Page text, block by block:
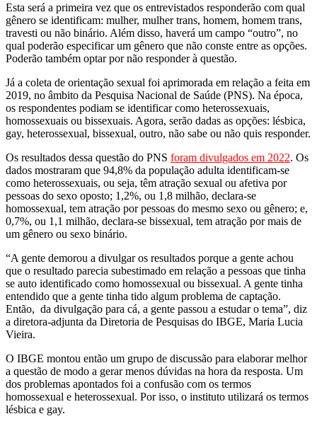
Esta será a primeira vez que os entrevistados responderão com qual
gênero se identificam: mulher, mulher trans, homem, homem trans,
travesti ou não binário. Além disso, haverá um campo “outro”, no
qual poderão especificar um gênero que não conste entre as opções.
Poderão também optar por não responder à questão.
Já a coleta de orientação sexual foi aprimorada em relação a feita em
2019, no âmbito da Pesquisa Nacional de Saúde (PNS). Na época,
os respondentes podiam se identificar como heterossexuais,
homossexuais ou bissexuais. Agora, serão dadas as opções: lésbica,
gay, heterossexual, bissexual, outro, não sabe ou não quis responder.
Os resultados dessa questão do PNS foram divulgados em 2022. Os
dados mostraram que 94,8% da população adulta identificam-se
como heterossexuais, ou seja, têm atração sexual ou afetiva por
pessoas do sexo oposto; 1,2%, ou 1,8 milhão, declara-se
homossexual, tem atração por pessoas do mesmo sexo ou gênero; e,
0,7%, ou 1,1 milhão, declara-se bissexual, tem atração por mais de
um gênero ou sexo binário.
“A gente demorou a divulgar os resultados porque a gente achou
que o resultado parecia subestimado em relação a pessoas que tinha
se auto identificado como homossexual ou bissexual. A gente tinha
entendido que a gente tinha tido algum problema de captação.
Então, da divulgação para cá, a gente passou a estudar o tema”, diz
a diretora-adjunta da Diretoria de Pesquisas do IBGE, Maria Lucia
Vieira.
O IBGE montou então um grupo de discussão para elaborar melhor
a questão de modo a gerar menos dúvidas na hora da resposta. Um
dos problemas apontados foi a confusão com os termos
homossexual e heterossexual. Por isso, o instituto utilizará os termos
lésbica e gay.